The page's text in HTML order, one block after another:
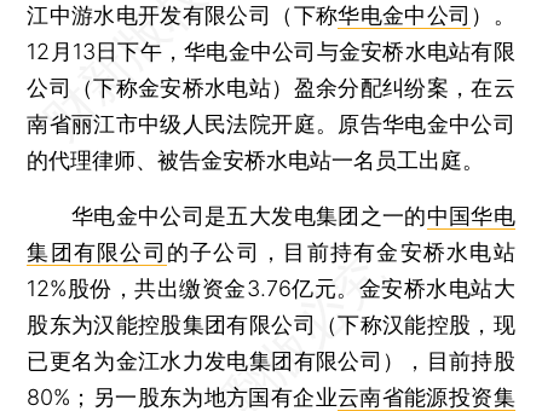
江中游水电开发有限公司（下称华电金中公司 ）。
12月13日下午，华电金中公司与金安桥水电站有限
公司（下称金安桥水电站）盈余分配纠纷案，在云
南省丽江市中级人民法院开庭。原告华电金中公司
的代理律师、被告金安桥水电站一名员工出庭。
华电金中公司是五大发电集团之一的中国华电
集团有限公司 的子公司，目前持有金安桥水电站
12%股份，共出缴资金3.76亿元。金安桥水电站大
股东为汉能控股集团有限公司（下称汉能控股，现
已更名为金江水力发电集团有限公司），目前持股
80%；另一股东为地方国有企业云南省能源投资集